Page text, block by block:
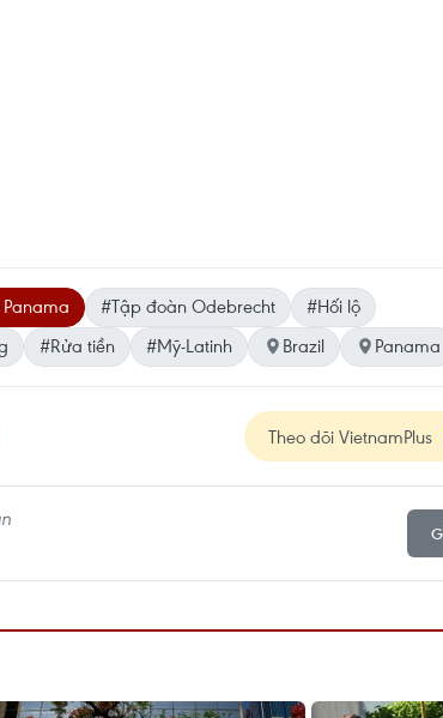
#Tập đoàn Odebrecht
#Hối lộ
#Rửa tiền #Mỹ-Latinh Brazil Panama
Theo dõi VietnamPlus